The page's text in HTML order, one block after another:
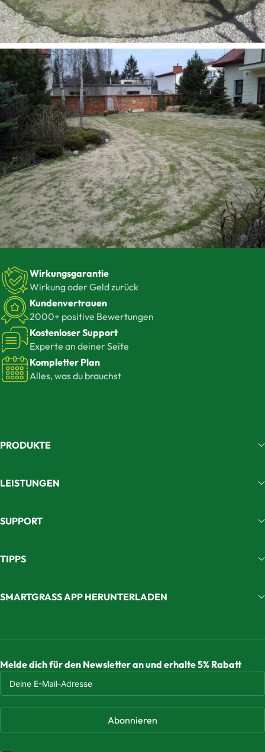
Wirkungsgarantie
Wirkung oder Geld zurück
Kundenvertrauen
2000+ positive Bewertungen
Kostenloser Support
Experte an deiner Seite
Kompletter Plan
Alles, was du brauchst
PRODUKTE
LEISTUNGEN
SUPPORT
TIPPS
SMARTGRASS APP HERUNTERLADEN
Melde dich für den Newsletter an und erhalte 5% Rabatt
Abonnieren